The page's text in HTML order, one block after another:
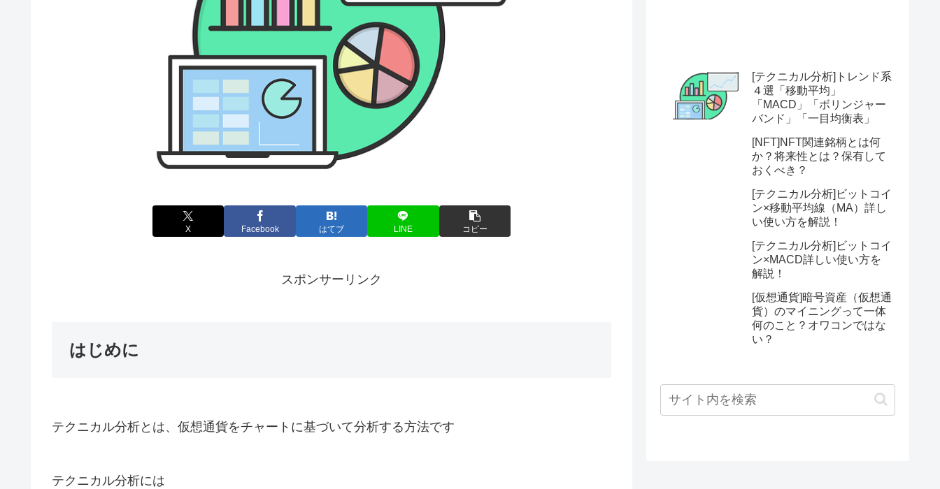
X Facebook はてブ LINE コピー
スポンサーリンク
はじめに
テクニカル分析とは、仮想通貨をチャートに基づいて分析する方法です
テクニカル分析には
[テクニカル分析]トレンド系
４選「移動平均」
「MACD」「ボリンジャー
バンド」「一目均衡表」
[NFT]NFT関連銘柄とは何
か？将来性とは？保有して
おくべき？
[テクニカル分析]ビットコイ
ン×移動平均線（MA）詳し
い使い方を解説！
[テクニカル分析]ビットコイ
ン×MACD詳しい使い方を
解説！
[仮想通貨]暗号資産（仮想通
貨）のマイニングって一体
何のこと？オワコンではな
い？